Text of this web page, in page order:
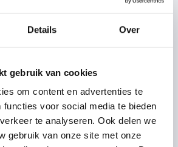
Details Over
gebruik van cookies
om content en advertenties te
functies voor social media te bieden
te analyseren. Ook delen we
gebruik van onze site met onze
Hans